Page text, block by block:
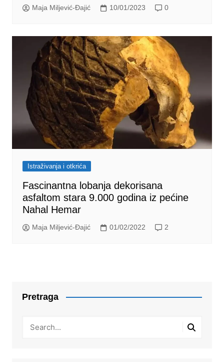
Maja Miljević-Đajić 10/01/2023 0
Istraživanja i otkrića
Fascinantna lobanja dekorisana
asfaltom stara 9.000 godina iz pećine
Nahal Hemar
Maja Miljević-Đajić 01/02/2022 2
Pretraga